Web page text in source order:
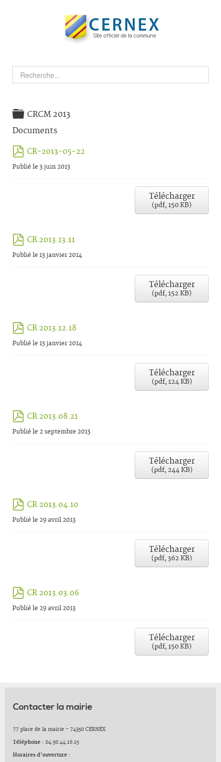
Dossier
CRCM 2013
Documents
pdf
CR-2013-05-22
Publié le 3 juin 2013
Télécharger
(pdf,150 KB)
pdf
CR 2013.13.11
Publié le 13 janvier 2014
Télécharger
(pdf,152 KB)
pdf
CR 2013.12.18
Publié le 13 janvier 2014
Télécharger
(pdf,124 KB)
pdf
CR 2013.08.21
Publié le 2 septembre 2013
Télécharger
(pdf, 244 KB)
pdf
CR 2013.04.10
Publié le 29 avril 2013
Télécharger
(pdf,362 KB)
pdf
CR 2013.03.06
Publié le 29 avril 2013
Télécharger
(pdf,150 KB)
Contacter la mairie
77 place de la mairie - 74350 CERNEX
Téléphone : 04.50.44.16.15
Horaires d'ouverture :